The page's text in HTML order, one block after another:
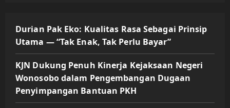
Durian Pak Eko: Kualitas Rasa Sebagai Prinsip
Utama — “Tak Enak, Tak Perlu Bayar”
KJN Dukung Penuh Kinerja Kejaksaan Negeri
Wonosobo dalam Pengembangan Dugaan
Penyimpangan Bantuan PKH